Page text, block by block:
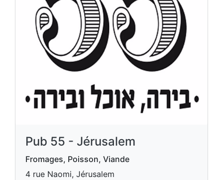
Pub 55 - Jérusalem
Fromages, Poisson, Viande
4 rue Naomi, Jérusalem